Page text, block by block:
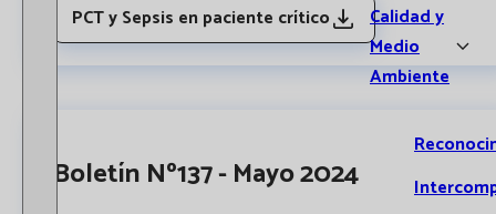
Calidad y
Medio
Ambiente
PCT y Sepsis en paciente crítico
Boletín Nº137 - Mayo 2024